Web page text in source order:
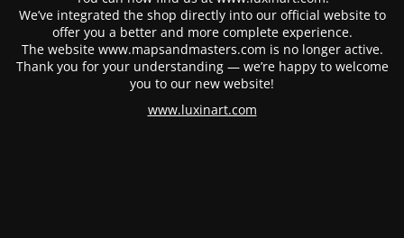
We’ve integrated the shop directly into our official website to
offer you a better and more complete experience.
The website www.mapsandmasters.com is no longer active.
Thank you for your understanding — we’re happy to welcome
you to our new website!
www.luxinart.com